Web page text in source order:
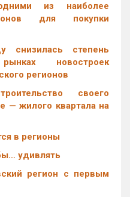
из наиболее
для покупки
снизилась степень
новостроек
регионов
своего
— жилого квартала на
в регионы
удивлять
регион с первым